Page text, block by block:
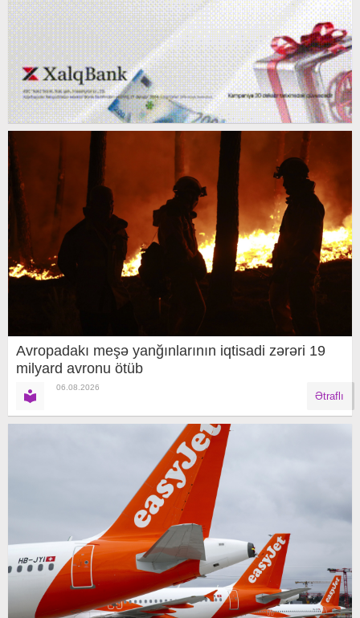
Avropadakı meşə yanğınlarının iqtisadi zərəri 19
milyard avronu ötüb
06.08.2026
Ətraflı